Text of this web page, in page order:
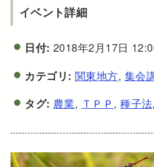
イベント詳細
日付: 2018年2月17日
カテゴリ: 関東地方, 集会
タグ: 農業, ＴＰＰ,種子法,